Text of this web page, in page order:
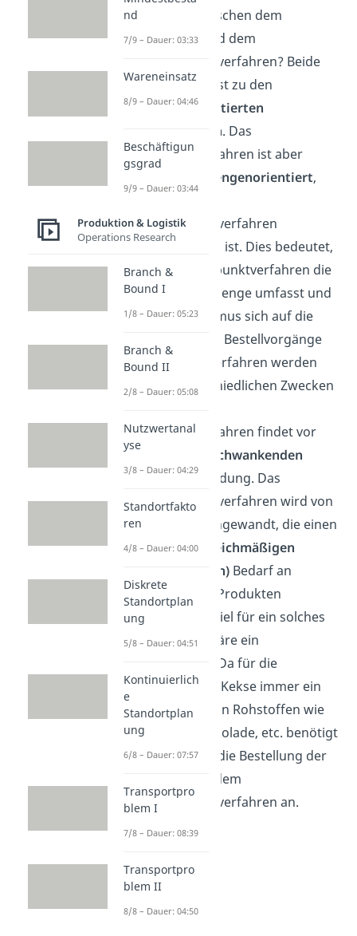
Unterschied zwischen dem
Bestellpunkt- und dem
Bestellrhythmusverfahren? Beide
gehören zunächst zu den
verbrauchsorientierten
Bestellverfahren. Das
Bestellpunktverfahren ist aber
mengenorientiert,
Bestellrhythmusverfahren
terminorientiert
ist. Dies bedeutet,
dass das Bestellpunktverfahren die
zu bestellende Menge umfasst und
der Bestellrhythmus sich auf die
Zeitintervalle der Bestellvorgänge
bezieht. Beide Verfahren werden
auch zu unterschiedlichen Zwecken
Bestellpunktverfahren findet vor
allem bei
stark schwankenden
Bedarfen Anwendung. Das
Bestellrhythmusverfahren wird von
Unternehmen angewandt, die einen
überwiegend
gleichmäßigen
(kontinuierlichen) Bedarf an
Rohstoffen und Produkten
aufweisen. Beispiel für ein solches
Unternehmen wäre ein
Keksproduzent. Da für die
Zubereitung der Kekse immer ein
gleicher Bedarf an Rohstoffen wie
Mehl, Eier, Schokolade, etc. benötigt
wird, bietet sich die Bestellung der
Rohstoffe nach dem
Bestellrhythmusverfahren an.
nd
7/9 – Dauer: 03:33
Wareneinsatz
8/9 – Dauer: 04:46
Beschäftigun
gsgrad
9/9 – Dauer: 03:44
Produktion & Logistik
Operations Research
Branch &
Bound I
1/8 – Dauer: 05:23
Branch &
Bound II
2/8 – Dauer: 05:08
Nutzwertanal
yse
3/8 – Dauer: 04:29
Standortfakto
ren
4/8 – Dauer: 04:00
Diskrete
Standortplan
ung
5/8 – Dauer: 04:51
Kontinuierlich
e
Standortplan
ung
6/8 – Dauer: 07:57
Transportpro
blem I
7/8 – Dauer: 08:39
Transportpro
blem II
8/8 – Dauer: 04:50